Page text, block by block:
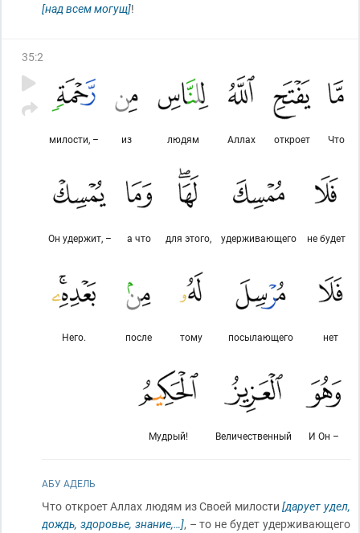
[над всем могущ]!
35:2
Что
откроет
Аллах
людям
из
милости, –
не будет
удерживающего
для этого,
а что
Он удержит, –
нет
посылающего
тому
после
Него.
И Он –
Величественный
Мудрый!
АБУ АДЕЛЬ
Что откроет Аллах людям из Своей милости[дарует удел,
дождь, здоровье, знание,…], – то не будет удерживающего